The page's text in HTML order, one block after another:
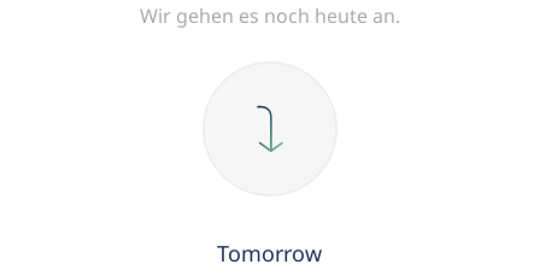
Wir gehen es noch heute an.
Tomorrow